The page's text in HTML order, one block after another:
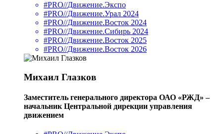
#PRO//Движение.Экспо
#PRO//Движение.Урал 2024
#PRO//Движение.Восток 2024
#PRO//Движение.Сибирь 2024
#PRO//Движение.Восток 2025
#PRO//Движение.Восток 2026
Михаил Глазков
Заместитель генерального директора ОАО «РЖД» –
начальник Центральной дирекции управления
движением